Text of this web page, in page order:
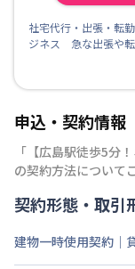
社宅代行・出張・転
ジネス 急な出張や転
申込・契約情報
「 【広島駅徒歩5分
の契約方法について
契約形態・取引
建物一時使用契約｜